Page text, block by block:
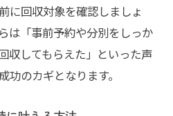
に回収対象を確認しましょ
は「事前予約や分別をしっか
収してもらえた」といった声
功のカギとなります。